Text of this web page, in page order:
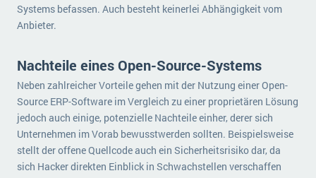
Systems befassen. Auch besteht keinerlei Abhängigkeit vom
Anbieter.
Nachteile eines Open-Source-Systems
Neben zahlreicher Vorteile gehen mit der Nutzung einer Open-
Source ERP-Software im Vergleich zu einer proprietären Lösung
jedoch auch einige, potenzielle Nachteile einher, derer sich
Unternehmen im Vorab bewusstwerden sollten. Beispielsweise
stellt der offene Quellcode auch ein Sicherheitsrisiko dar, da
sich Hacker direkten Einblick in Schwachstellen verschaffen